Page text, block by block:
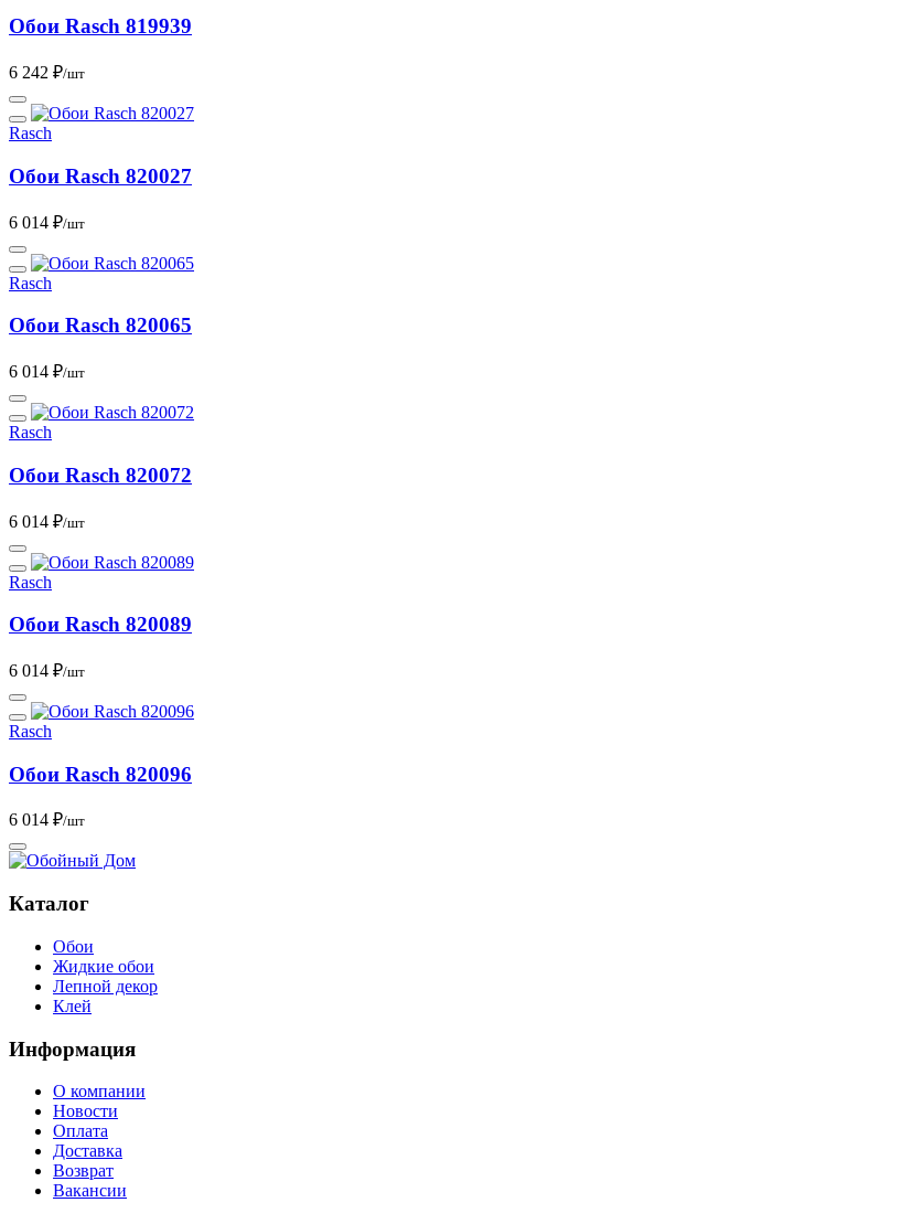
Обои Rasch 819939
6 242 ₽/шт
Rasch
Обои Rasch 820027
6 014 ₽/шт
Rasch
Обои Rasch 820065
6 014 ₽/шт
Rasch
Обои Rasch 820072
6 014 ₽/шт
Rasch
Обои Rasch 820089
6 014 ₽/шт
Rasch
Обои Rasch 820096
6 014 ₽/шт
Каталог
Обои
Жидкие обои
Лепной декор
Клей
Информация
О компании
Новости
Оплата
Доставка
Возврат
Вакансии